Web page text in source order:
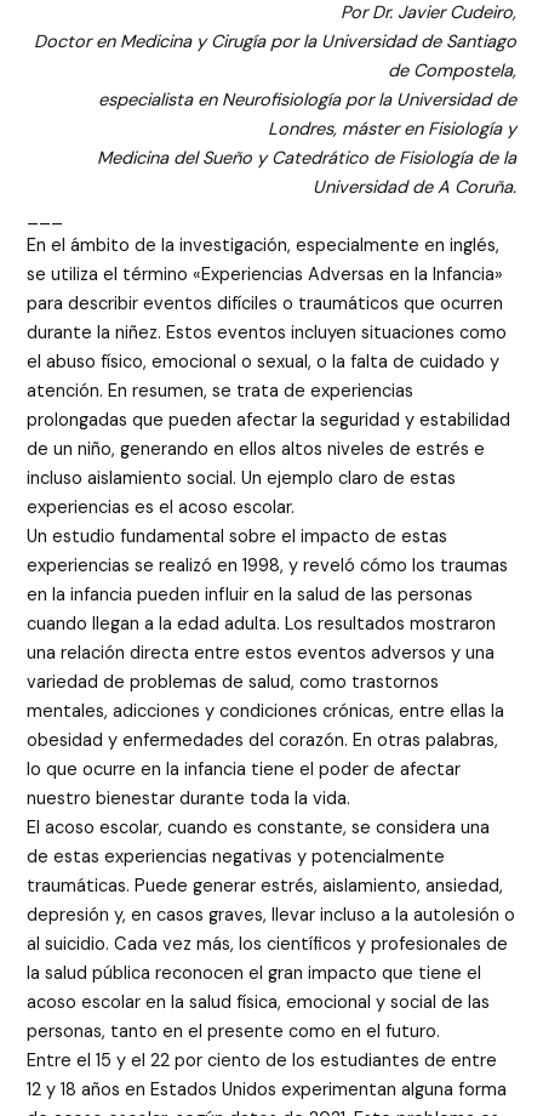
Por Dr. Javier Cudeiro,
Doctor en Medicina y Cirugía por la Universidad de Santiago
de Compostela,
especialista en Neurofisiología por la Universidad de
Londres, máster en Fisiología y
Medicina del Sueño y Catedrático de Fisiología de la
Universidad de A Coruña.
En el ámbito de la investigación, especialmente en inglés,
se utiliza el término «Experiencias Adversas en la Infancia»
para describir eventos difíciles o traumáticos que ocurren
durante la niñez. Estos eventos incluyen situaciones como
el abuso físico, emocional o sexual, o la falta de cuidado y
atención. En resumen, se trata de experiencias
prolongadas que pueden afectar la seguridad y estabilidad
de un niño, generando en ellos altos niveles de estrés e
incluso aislamiento social. Un ejemplo claro de estas
experiencias es el acoso escolar.
Un estudio fundamental sobre el impacto de estas
experiencias se realizó en 1998, y reveló cómo los traumas
en la infancia pueden influir en la salud de las personas
cuando llegan a la edad adulta. Los resultados mostraron
una relación directa entre estos eventos adversos y una
variedad de problemas de salud, como trastornos
mentales, adicciones y condiciones crónicas, entre ellas la
obesidad y enfermedades del corazón. En otras palabras,
lo que ocurre en la infancia tiene el poder de afectar
nuestro bienestar durante toda la vida.
El acoso escolar, cuando es constante, se considera una
de estas experiencias negativas y potencialmente
traumáticas. Puede generar estrés, aislamiento, ansiedad,
depresión y, en casos graves, llevar incluso a la autolesión o
al suicidio. Cada vez más, los científicos y profesionales de
la salud pública reconocen el gran impacto que tiene el
acoso escolar en la salud física, emocional y social de las
personas, tanto en el presente como en el futuro.
Entre el 15 y el 22 por ciento de los estudiantes de entre
12 y 18 años en Estados Unidos experimentan alguna forma